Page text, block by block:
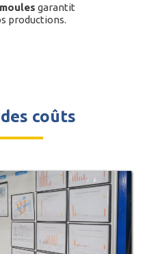
garantit
productions.
coûts